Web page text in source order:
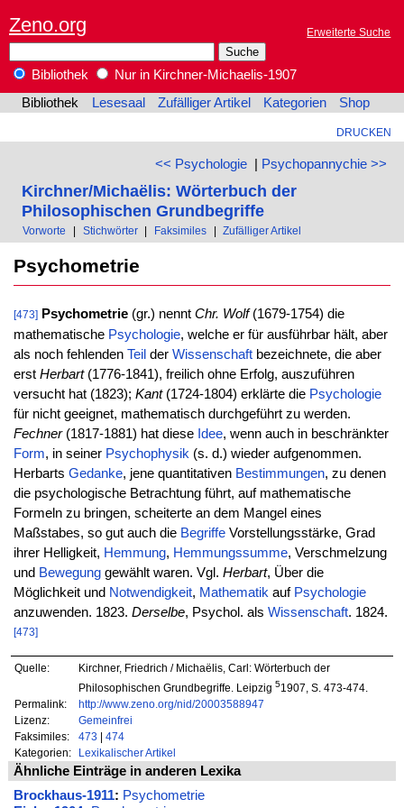
Zeno.org Erweiterte Suche
Bibliothek
Nur in Kirchner-Michaelis-1907
Bibliothek
Lesesaal Zufälliger Artikel Kategorien Shop
DRUCKEN
<< Psychologie| Psychopannychie >>
Kirchner/Michaëlis: Wörterbuch der
Philosophischen Grundbegriffe
Vorworte | Stichwörter | Faksimiles | Zufälliger Artikel
Psychometrie
[473] Psychometrie(gr.) nennt Chr. Wolf(1679-1754) die
mathematische Psychologie, welche er für ausführbar hält, aber
als noch fehlenden Teil der Wissenschaftbezeichnete, die aber
erst Herbart(1776-1841), freilich ohne Erfolg, auszuführen
versucht hat (1823); Kant(1724-1804) erklärte die Psychologie
für nicht geeignet, mathematisch durchgeführt zu werden.
Fechner(1817-1881) hat diese Idee, wenn auch in beschränkter
Form, in seiner Psychophysik (s. d.) wieder aufgenommen.
Herbarts Gedanke, jene quantitativen Bestimmungen, zu denen
die psychologische Betrachtung führt, auf mathematische
Formeln zu bringen, scheiterte an dem Mangel eines
Maßstabes, so gut auch die BegriffeVorstellungsstärke, Grad
ihrer Helligkeit, Hemmung, Hemmungssumme, Verschmelzung
und Bewegunggewählt waren. Vgl. Herbart, Über die
Möglichkeit und Notwendigkeit, Mathematik auf Psychologie
anzuwenden. 1823. Derselbe, Psychol. als Wissenschaft. 1824.
[473]
Quelle:
Kirchner, Friedrich / Michaëlis, Carl: Wörterbuch der
Philosophischen Grundbegriffe. Leipzig 51907, S. 473-474.
Permalink:
http://www.zeno.org/nid/20003588947
Lizenz:
Gemeinfrei
Faksimiles:
473
474
Kategorien:
Lexikalischer Artikel
Ähnliche Einträge in anderen Lexika
Brockhaus-1911: Psychometrie